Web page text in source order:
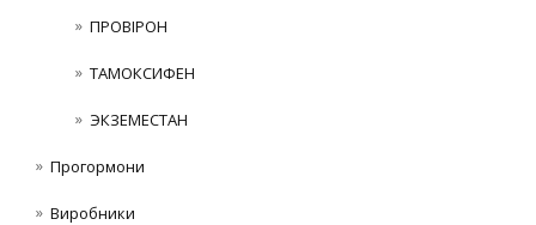
ПРОВІРОН
ТАМОКСИФЕН
ЭКЗЕМЕСТАН
Прогормони
Виробники